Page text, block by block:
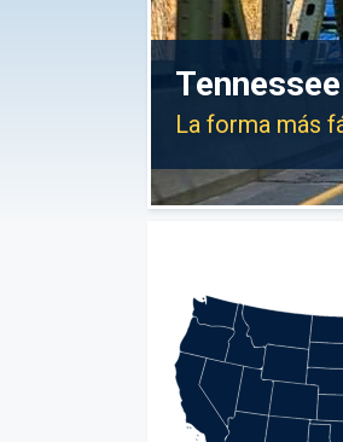
La forma más